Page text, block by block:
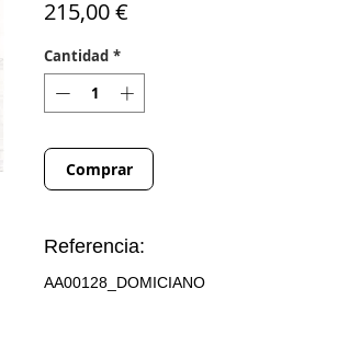
215,00 €
Cantidad *
Comprar
Referencia:
AA00128_DOMICIANO